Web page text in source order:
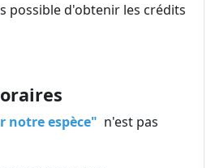
possible d'obtenir les crédits
notre espèce" n'est pas